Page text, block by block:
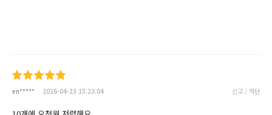
en***** 2026-04-23 15:23:04 신고 / 차단